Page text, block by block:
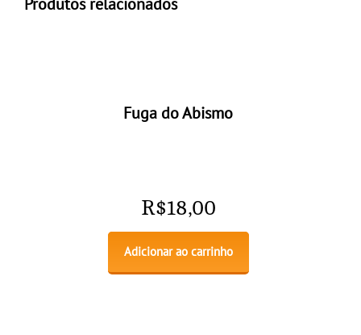
Produtos relacionados
Fuga do Abismo
R$18,00
Adicionar ao carrinho